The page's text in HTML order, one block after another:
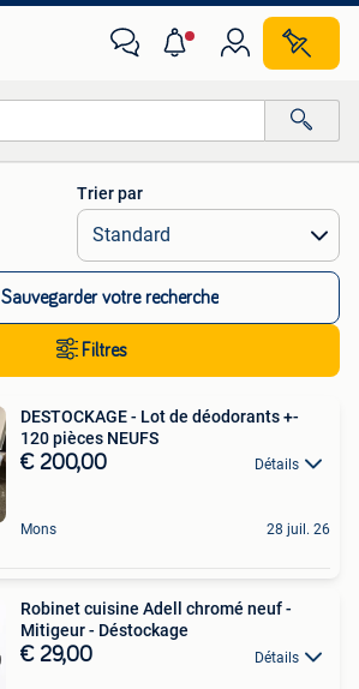
Toutes les distances…
Trier par
Sauvegarder votre recherche
Filtres
DESTOCKAGE - Lot de déodorants +-
120 pièces NEUFS
€ 200,00 Détails
Mons 28 juil. 26
Robinet cuisine Adell chromé neuf -
Mitigeur - Déstockage
€ 29,00 Détails